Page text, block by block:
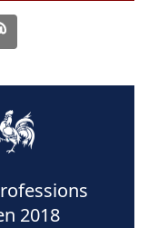
2018